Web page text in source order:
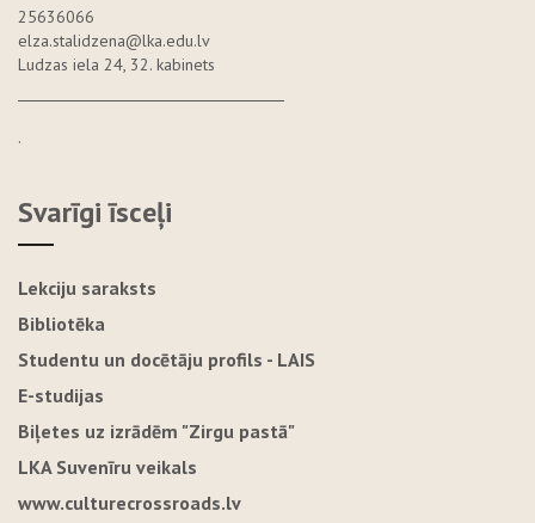
25636066
elza.stalidzena@lka.edu.lv
Ludzas iela 24, 32. kabinets
.
Svarīgi īsceļi
Lekciju saraksts
Bibliotēka
Studentu un docētāju profils - LAIS
E-studijas
Biļetes uz izrādēm "Zirgu pastā"
LKA Suvenīru veikals
www.culturecrossroads.lv